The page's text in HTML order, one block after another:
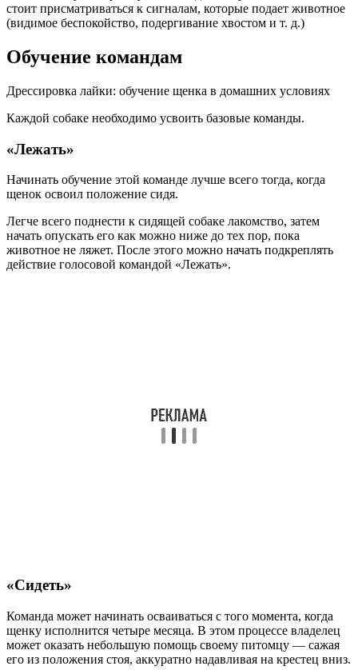
стоит присматриваться к сигналам, которые подает животное
(видимое беспокойство, подергивание хвостом и т. д.)
Обучение командам
Дрессировка лайки: обучение щенка в домашних условиях
Каждой собаке необходимо усвоить базовые команды.
«Лежать»
Начинать обучение этой команде лучше всего тогда, когда
щенок освоил положение сидя.
Легче всего поднести к сидящей собаке лакомство, затем
начать опускать его как можно ниже до тех пор, пока
животное не ляжет. После этого можно начать подкреплять
действие голосовой командой «Лежать».
«Сидеть»
Команда может начинать осваиваться с того момента, когда
щенку исполнится четыре месяца. В этом процессе владелец
может оказать небольшую помощь своему питомцу — сажая
его из положения стоя, аккуратно надавливая на крестец вниз.